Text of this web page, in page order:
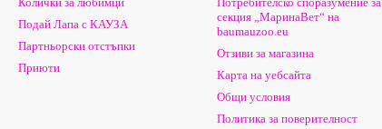
Подай Лапа с КАУЗА
Партньорски отстъпки
Приюти
секция „МаринаВет“ на
baumauzoo.eu
Отзиви за магазина
Карта на уебсайта
Общи условия
Политика за поверителност